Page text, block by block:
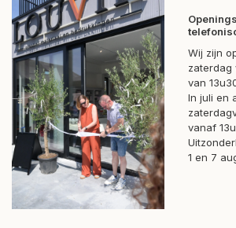
Wij zijn
zaterdag
van
In juli en
vanaf
1 en 7